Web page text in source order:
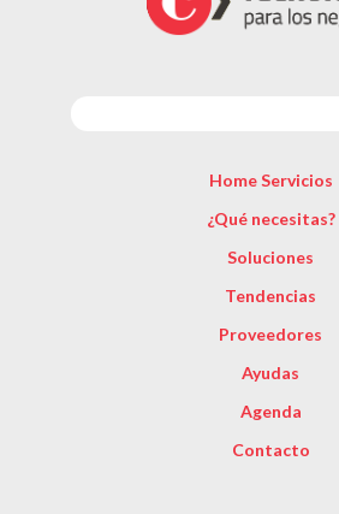
Home Servicios
¿Qué necesitas?
Soluciones
Tendencias
Proveedores
Ayudas
Agenda
Contacto